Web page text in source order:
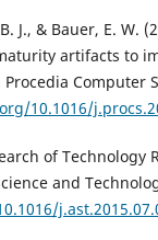
J., & Bauer, E. W.
artifacts to
Computer
10.1016/
of Technology
and